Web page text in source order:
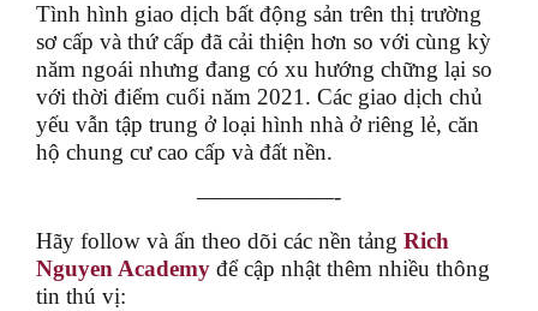
Tình hình giao dịch bất động sản trên thị trường
sơ cấp và thứ cấp đã cải thiện hơn so với cùng kỳ
năm ngoái nhưng đang có xu hướng chững lại so
với thời điểm cuối năm 2021. Các giao dịch chủ
yếu vẫn tập trung ở loại hình nhà ở riêng lẻ, căn
hộ chung cư cao cấp và đất nền.
——————-
Hãy follow và ấn theo dõi các nền tảng Rich
Nguyen Academy để cập nhật thêm nhiều thông
tin thú vị: